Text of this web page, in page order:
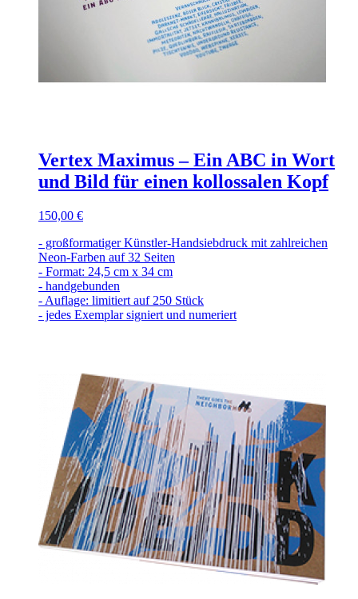
Vertex Maximus – Ein ABC in Wort
und Bild für einen kollossalen Kopf
150,00 €
- großformatiger Künstler-Handsiebdruck mit zahlreichen
Neon-Farben auf 32 Seiten
- Format: 24,5 cm x 34 cm
- handgebunden
- Auflage: limitiert auf 250 Stück
- jedes Exemplar signiert und numeriert